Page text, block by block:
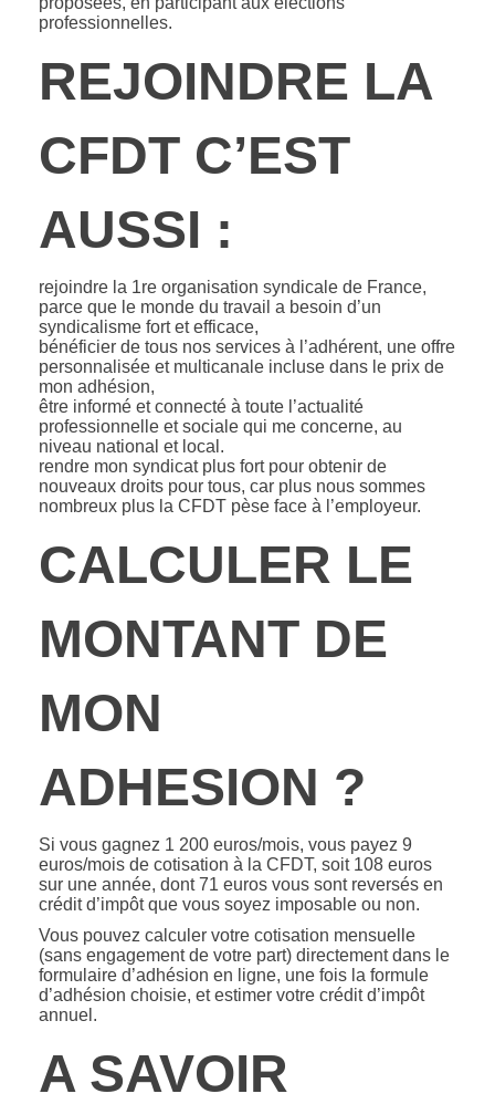
professionnelles.
REJOINDRE LA
CFDT C’EST
AUSSI :
rejoindre la 1re organisation syndicale de France,
parce que le monde du travail a besoin d’un
syndicalisme fort et efficace,
bénéficier de tous nos services à l’adhérent, une offre
personnalisée et multicanale incluse dans le prix de
mon adhésion,
être informé et connecté à toute l’actualité
professionnelle et sociale qui me concerne, au
niveau national et local.
rendre mon syndicat plus fort pour obtenir de
nouveaux droits pour tous, car plus nous sommes
nombreux plus la CFDT pèse face à l’employeur.
CALCULER LE
MONTANT DE
MON
ADHESION ?
Si vous gagnez 1 200 euros/mois, vous payez 9
euros/mois de cotisation à la CFDT, soit 108 euros
sur une année, dont 71 euros vous sont reversés en
crédit d’impôt que vous soyez imposable ou non.
Vous pouvez calculer votre cotisation mensuelle
(sans engagement de votre part) directement dans le
formulaire d’adhésion en ligne, une fois la formule
d’adhésion choisie, et estimer votre crédit d’impôt
annuel.
A SAVOIR